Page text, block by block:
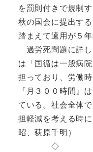
を罰則付きで規制
秋の国会に提出す
踏まえて適用が５年
過労死問題に詳
は「国循は一般病
担っており、労働
『月３００時間』
ている。社会全体
担軽減を考える時
昭、荻原千明）
◇